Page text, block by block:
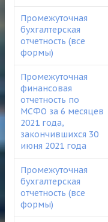
Промежуточная
бухгалтерская
отчетность (все
формы)
Промежуточная
финансовая
отчетность по
МСФО за 6 месяцев
2021 года,
закончившихся 30
июня 2021 года
Промежуточная
бухгалтерская
отчетность (все
формы)